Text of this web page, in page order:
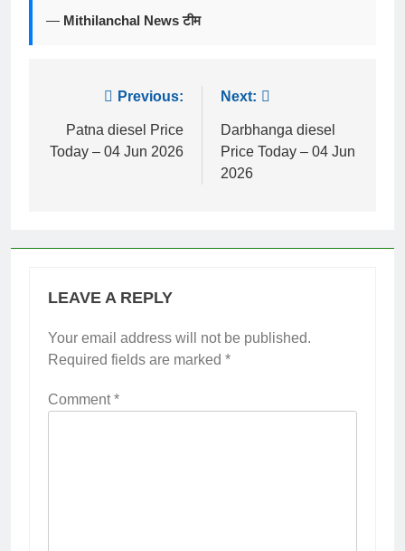
— Mithilanchal News टीम
navigation
Previous:
Patna diesel Price
Today – 04 Jun 2026
Next:
Darbhanga diesel
Price Today – 04 Jun
2026
LEAVE A REPLY
Your email address will not be published.
Required fields are marked *
Comment*